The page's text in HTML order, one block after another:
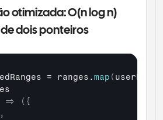
otimizada: O(n log n)
dois ponteiros
= ranges .map (
=> ( {
,